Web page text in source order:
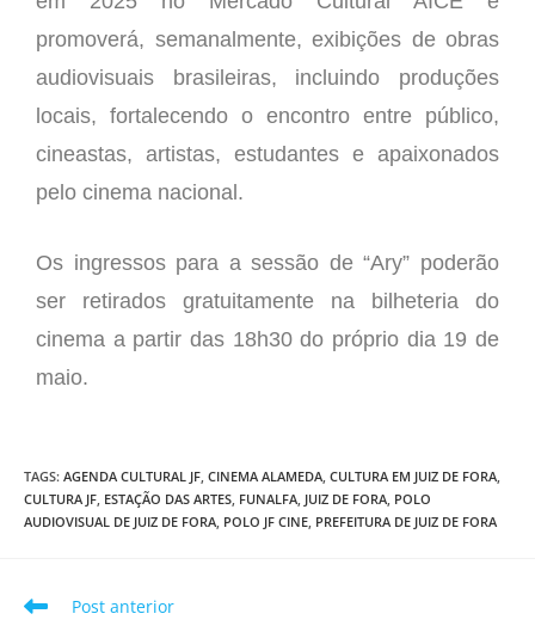
promoverá, semanalmente, exibições de obras
audiovisuais brasileiras, incluindo produções
locais, fortalecendo o encontro entre público,
cineastas, artistas, estudantes e apaixonados
pelo cinema nacional.
Os ingressos para a sessão de “Ary” poderão
ser retirados gratuitamente na bilheteria do
cinema a partir das 18h30 do próprio dia 19 de
maio.
TAGS: AGENDA CULTURAL JF CINEMA ALAMEDA CULTURA EM JUIZ DE FORA
CULTURA JF ESTAÇÃO DAS ARTES FUNALFA JUIZ DE FORA POLO
AUDIOVISUAL DE JUIZ DE FORA POLO JF CINE PREFEITURA DE JUIZ DE FORA
Post anterior